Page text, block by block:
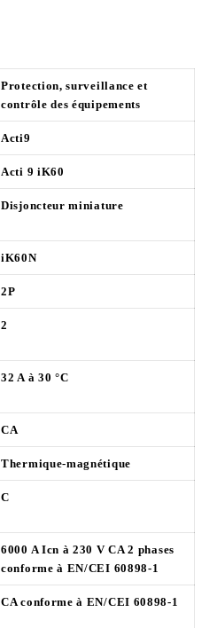
Protection, surveillance et
contrôle des équipements
Acti9
Acti 9 iK60
Disjoncteur miniature
iK60N
2P
2
32 A à 30 °C
CA
Thermique-magnétique
C
6000 A Icn à 230 V CA 2 phases
conforme à EN/CEI 60898-1
CA conforme à EN/CEI 60898-1